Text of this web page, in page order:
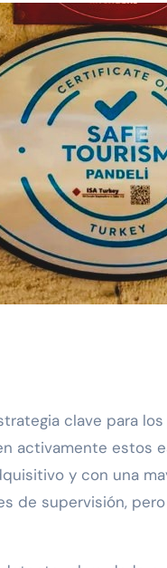
clave para
activamente estos
y con una
de supervisión,